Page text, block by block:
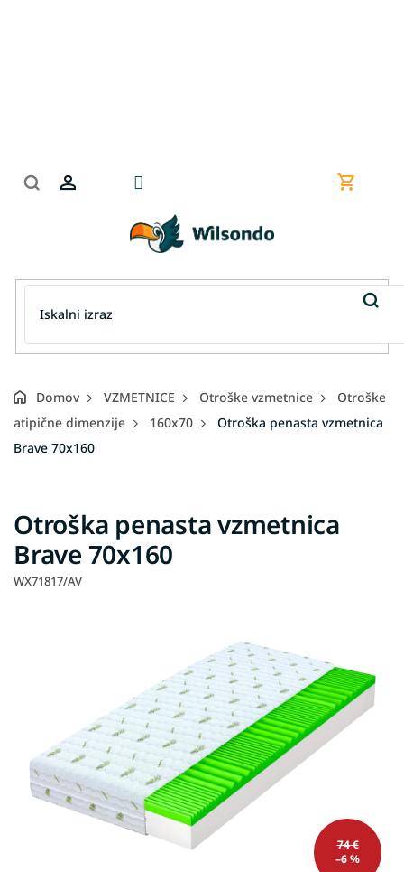
Domov VZMETNICE Otroške vzmetnice
Otroške
atipične dimenzije
160x70
Otroška penasta vzmetnica
Brave 70x160
Otroška penasta vzmetnica
Brave 70x160
WX71817/AV
74 €
–6 %